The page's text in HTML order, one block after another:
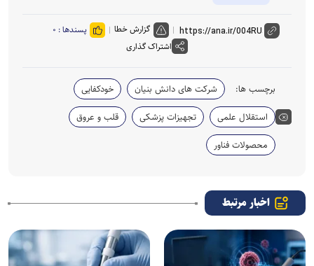
گزارش خطا پسندها : ۰
اشتراک گذاری
برچسب ها: شرکت های دانش بنیان
خودکفایی
استقلال علمی
تجهیزات پزشکی
قلب و عروق
محصولات فناور
اخبار مرتبط